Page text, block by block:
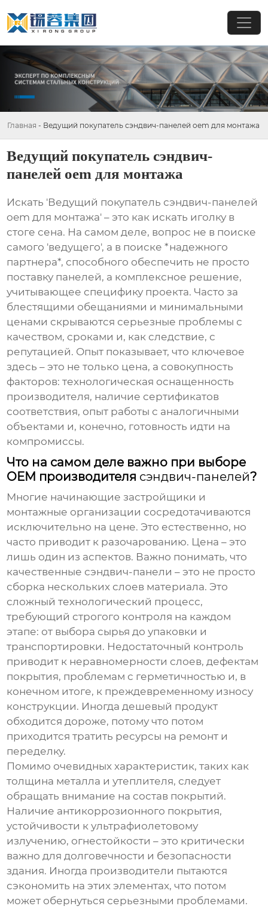
Главная - Ведущий покупатель сэндвич-панелей oem для монтажа
Ведущий покупатель сэндвич-
панелей oem для монтажа
Искать 'Ведущий покупатель сэндвич-панелей
oem для монтажа' – это как искать иголку в
стоге сена. На самом деле, вопрос не в поиске
самого 'ведущего', а в поиске *надежного
партнера*, способного обеспечить не просто
поставку панелей, а комплексное решение,
учитывающее специфику проекта. Часто за
блестящими обещаниями и минимальными
ценами скрываются серьезные проблемы с
качеством, сроками и, как следствие, с
репутацией. Опыт показывает, что ключевое
здесь – это не только цена, а совокупность
факторов: технологическая оснащенность
производителя, наличие сертификатов
соответствия, опыт работы с аналогичными
объектами и, конечно, готовность идти на
компромиссы.
Что на самом деле важно при выборе
OEM производителя сэндвич-панелей?
Многие начинающие застройщики и
монтажные организации сосредотачиваются
исключительно на цене. Это естественно, но
часто приводит к разочарованию. Цена – это
лишь один из аспектов. Важно понимать, что
качественные сэндвич-панели – это не просто
сборка нескольких слоев материала. Это
сложный технологический процесс,
требующий строгого контроля на каждом
этапе: от выбора сырья до упаковки и
транспортировки. Недостаточный контроль
приводит к неравномерности слоев, дефектам
покрытия, проблемам с герметичностью и, в
конечном итоге, к преждевременному износу
конструкции. Иногда дешевый продукт
обходится дороже, потому что потом
приходится тратить ресурсы на ремонт и
переделку.
Помимо очевидных характеристик, таких как
толщина металла и утеплителя, следует
обращать внимание на состав покрытий.
Наличие антикоррозионного покрытия,
устойчивости к ультрафиолетовому
излучению, огнестойкости – это критически
важно для долговечности и безопасности
здания. Иногда производители пытаются
сэкономить на этих элементах, что потом
может обернуться серьезными проблемами.